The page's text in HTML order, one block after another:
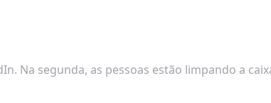
Na segunda, as pessoas estão limpando a